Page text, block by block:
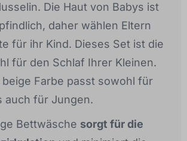
Die Haut von Babys ist
daher wählen Eltern
für ihr Kind. Dieses Set ist die
für den Schlaf Ihrer Kleinen.
beige Farbe passt sowohl für
auch für Jungen.
Bettwäsche sorgt für die